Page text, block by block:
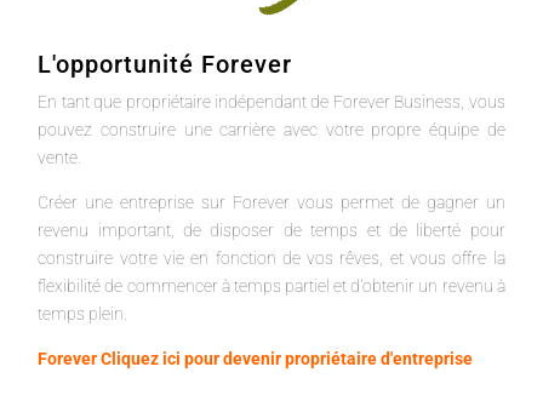
L'opportunité Forever
En tant que propriétaire indépendant de Forever Business, vous
pouvez construire une carrière avec votre propre équipe de
vente.
Créer une entreprise sur Forever vous permet de gagner un
revenu important, de disposer de temps et de liberté pour
construire votre vie en fonction de vos rêves, et vous offre la
flexibilité de commencer à temps partiel et d'obtenir un revenu à
temps plein.
Forever Cliquez ici pour devenir propriétaire d'entreprise